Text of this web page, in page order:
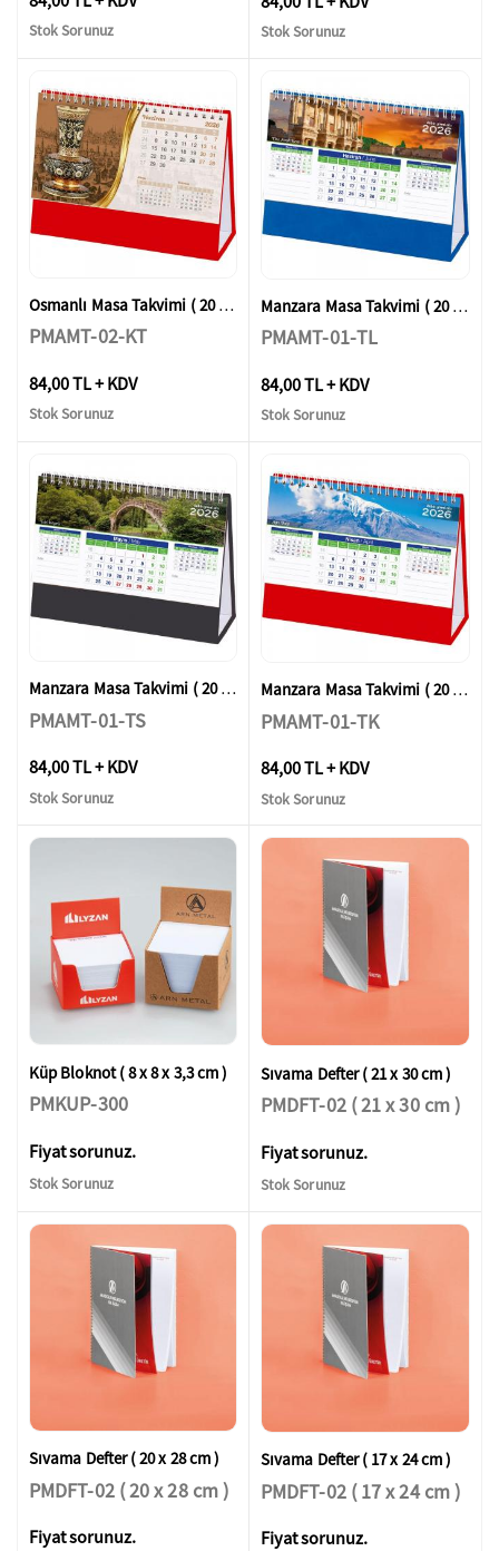
Stok Sorunuz Stok Sorunuz
Osmanlı Masa Takvimi ( 20 x 14 x 7 cm )
PMAMT-02-KT
84,00 TL + KDV
Stok Sorunuz
Manzara Masa Takvimi ( 20 x 14 x 7 cm )
PMAMT-01-TL
84,00 TL + KDV
Stok Sorunuz
Manzara Masa Takvimi ( 20 x 14 x 7 cm )
PMAMT-01-TS
84,00 TL + KDV
Stok Sorunuz
Manzara Masa Takvimi ( 20 x 14 x 7 cm )
PMAMT-01-TK
84,00 TL + KDV
Stok Sorunuz
Küp Bloknot ( 8 x 8 x 3,3 cm )
PMKUP-300
Fiyat sorunuz.
Stok Sorunuz
Sıvama Defter ( 21 x 30 cm )
PMDFT-02 ( 21 x 30 cm )
Fiyat sorunuz.
Stok Sorunuz
Sıvama Defter ( 20 x 28 cm )
PMDFT-02 ( 20 x 28 cm )
Fiyat sorunuz.
Sıvama Defter ( 17 x 24 cm )
PMDFT-02 ( 17 x 24 cm )
Fiyat sorunuz.